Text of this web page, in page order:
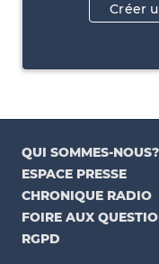
Créer
QUI SOMMES-NOUS?
ESPACE PRESSE
CHRONIQUE RADIO
FOIRE AUX
RGPD